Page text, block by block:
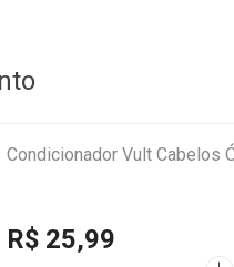
Condicionador Vult Cabelos
R$ 25,99